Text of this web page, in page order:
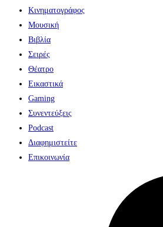
Κινηματογράφος
Μουσική
Βιβλία
Σειρές
Θέατρο
Εικαστικά
Gaming
Συνεντεύξεις
Podcast
Διαφημιστείτε
Επικοινωνία